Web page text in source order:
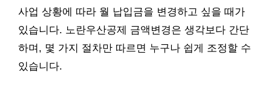
사업 상황에 따라 월 납입금을 변경하고 싶을 때가
있습니다. 노란우산공제 금액변경은 생각보다 간단
하며, 몇 가지 절차만 따르면 누구나 쉽게 조정할 수
있습니다.